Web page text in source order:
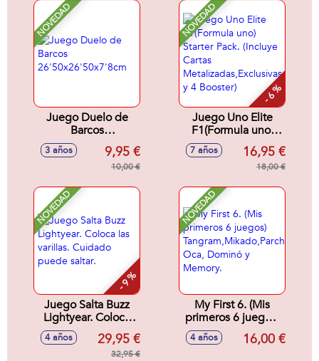
NOVEDAD
Juego Duelo de
Barcos
26'50x26'50x7'8cm
3 años 9,95 €
10,00 €
NOVEDAD
- 6 %
Juego Uno Elite
F1(Formula uno)
Starter Pack.
(Incluye Cartas
Metalizadas,Exclusivas
7 años 16,95 €
18,00 €
NOVEDAD
- 9 %
Juego Salta Buzz
Lightyear. Coloca
las varillas. Cuidado
puede saltar.
4 años 29,95 €
32,95 €
NOVEDAD
My First 6. (Mis
primeros 6 juegos)
Tangram,Mikado,Parchís,
Oca, Dominó y
4 años 16,00 €